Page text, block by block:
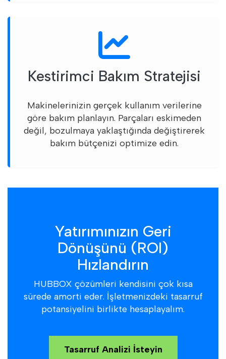
Kestirimci Bakım Stratejisi
Makinelerinizin gerçek kullanım verilerine
göre bakım planlayın. Parçaları eskimeden
değil, bozulmaya yaklaştığında değiştirerek
bakım bütçenizi optimize edin.
Yatırımınızın Geri
Dönüşünü (ROI)
Hızlandırın
HUBBOX çözümleri kendisini çok kısa
sürede amorti eder. İşletmenizdeki tasarruf
potansiyelini birlikte hesaplayalım.
Tasarruf Analizi İsteyin